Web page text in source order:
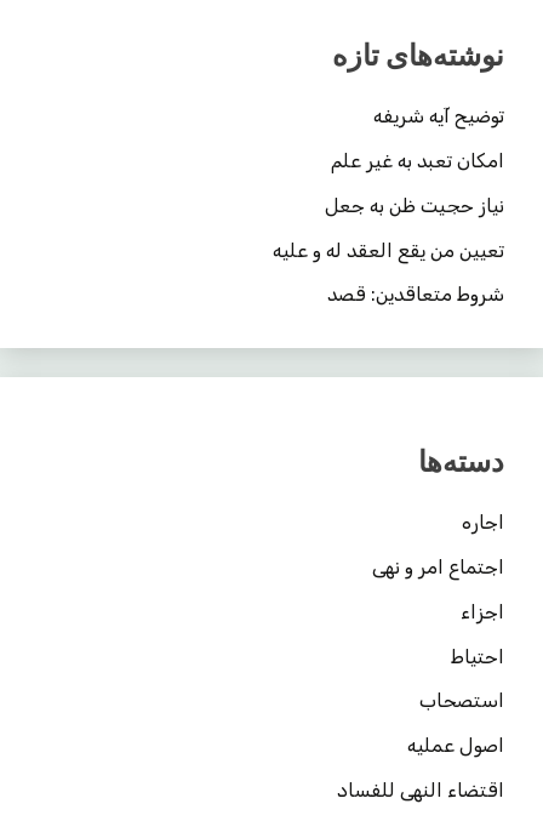
نوشته‌های تازه
توضیح آیه شریفه
امکان تعبد به غیر علم
نیاز حجیت ظن به جعل
تعیین من یقع العقد له و علیه
شروط متعاقدین: قصد
دسته‌ها
اجاره
اجتماع امر و نهی
اجزاء
احتیاط
استصحاب
اصول عملیه
اقتضاء النهی للفساد